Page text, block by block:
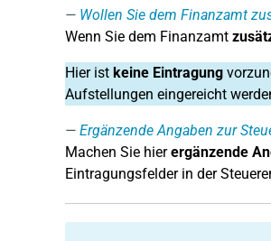
Wollen Sie dem Finanzamt
Wenn Sie dem Finanzamt
Hier ist keine Eintragung
Aufstellungen eingereicht
Ergänzende Angaben zur
Machen Sie hierergänzende
Eintragungsfelder in der